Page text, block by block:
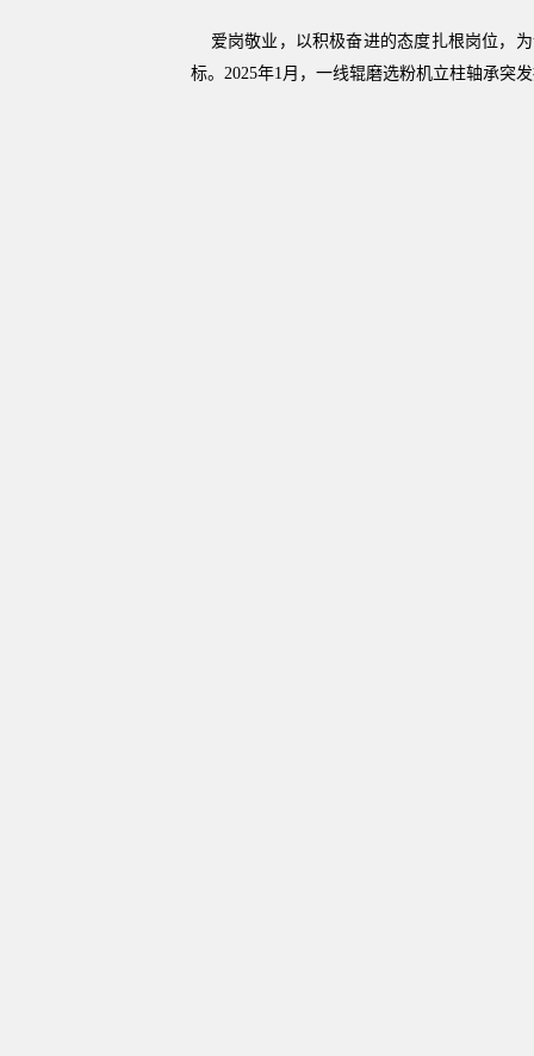
爱岗敬业，以积极奋进的态度扎根岗位，
标。2025年1月，一线辊磨选粉机立柱轴承突